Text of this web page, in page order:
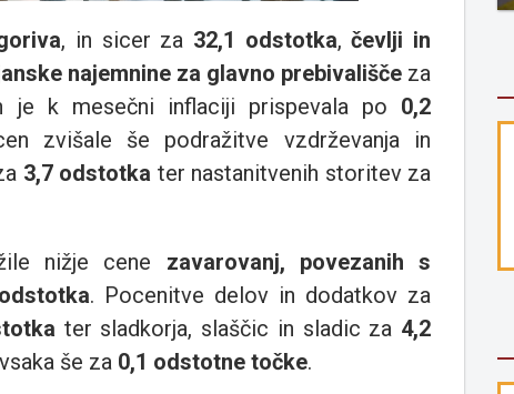
, in sicer za 32,1 odstotka,čevlji in
najemnine za glavno prebivališčeza
je k mesečni inflaciji prispevala po 0,2
zvišale še podražitve vzdrževanja in
3,7 odstotka ter nastanitvenih storitev za
nižje cene zavarovanj, povezanih s
. Pocenitve delov in dodatkov za
ter sladkorja, slaščic in sladic za 4,2
še za 0,1 odstotne točke.